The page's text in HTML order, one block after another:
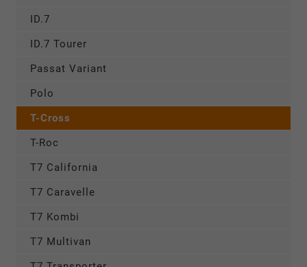
ID.7
ID.7 Tourer
Passat Variant
Polo
T-Cross
T-Roc
T7 California
T7 Caravelle
T7 Kombi
T7 Multivan